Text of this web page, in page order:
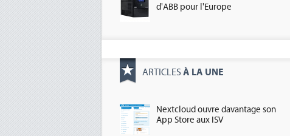
d'ABB pour l'Europe
ARTICLES À LA UNE
Nextcloud ouvre davantage son
App Store aux ISV